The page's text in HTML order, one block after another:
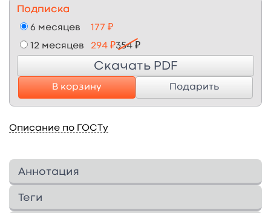
Подписка
6 месяцев 177 ₽
12 месяцев 294 ₽354 ₽
Скачать PDF
В корзину Подарить
Описание по ГОСТу
Аннотация
В практикуме рассмотрены теоретические и
практические сведения по вопросам
Теги